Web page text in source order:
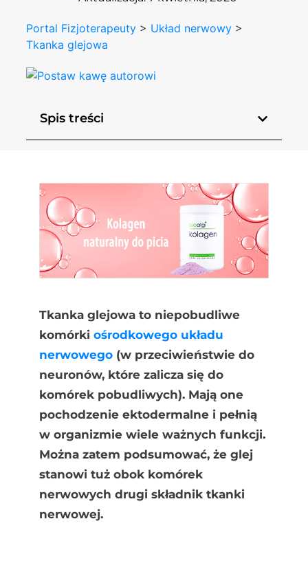
Portal Fizjoterapeuty > Układ nerwowy >
Tkanka glejowa
Spis treści
Tkanka glejowa to niepobudliwe
komórki ośrodkowego układu
nerwowego(w przeciwieństwie do
neuronów, które zalicza się do
komórek pobudliwych). Mają one
pochodzenie ektodermalne i pełnią
w organizmie wiele ważnych funkcji.
Można zatem podsumować, że glej
stanowi tuż obok komórek
nerwowych drugi składnik tkanki
nerwowej.